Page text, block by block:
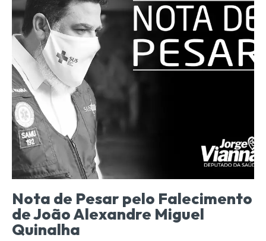
Nota de Pesar pelo Falecimento
de João Alexandre Miguel
Quinalha